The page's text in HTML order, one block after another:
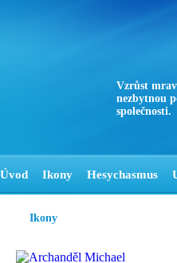
Vzrůst
nezbytnou
společnosti.
Úvod Ikony Hesychasmus
Ikony